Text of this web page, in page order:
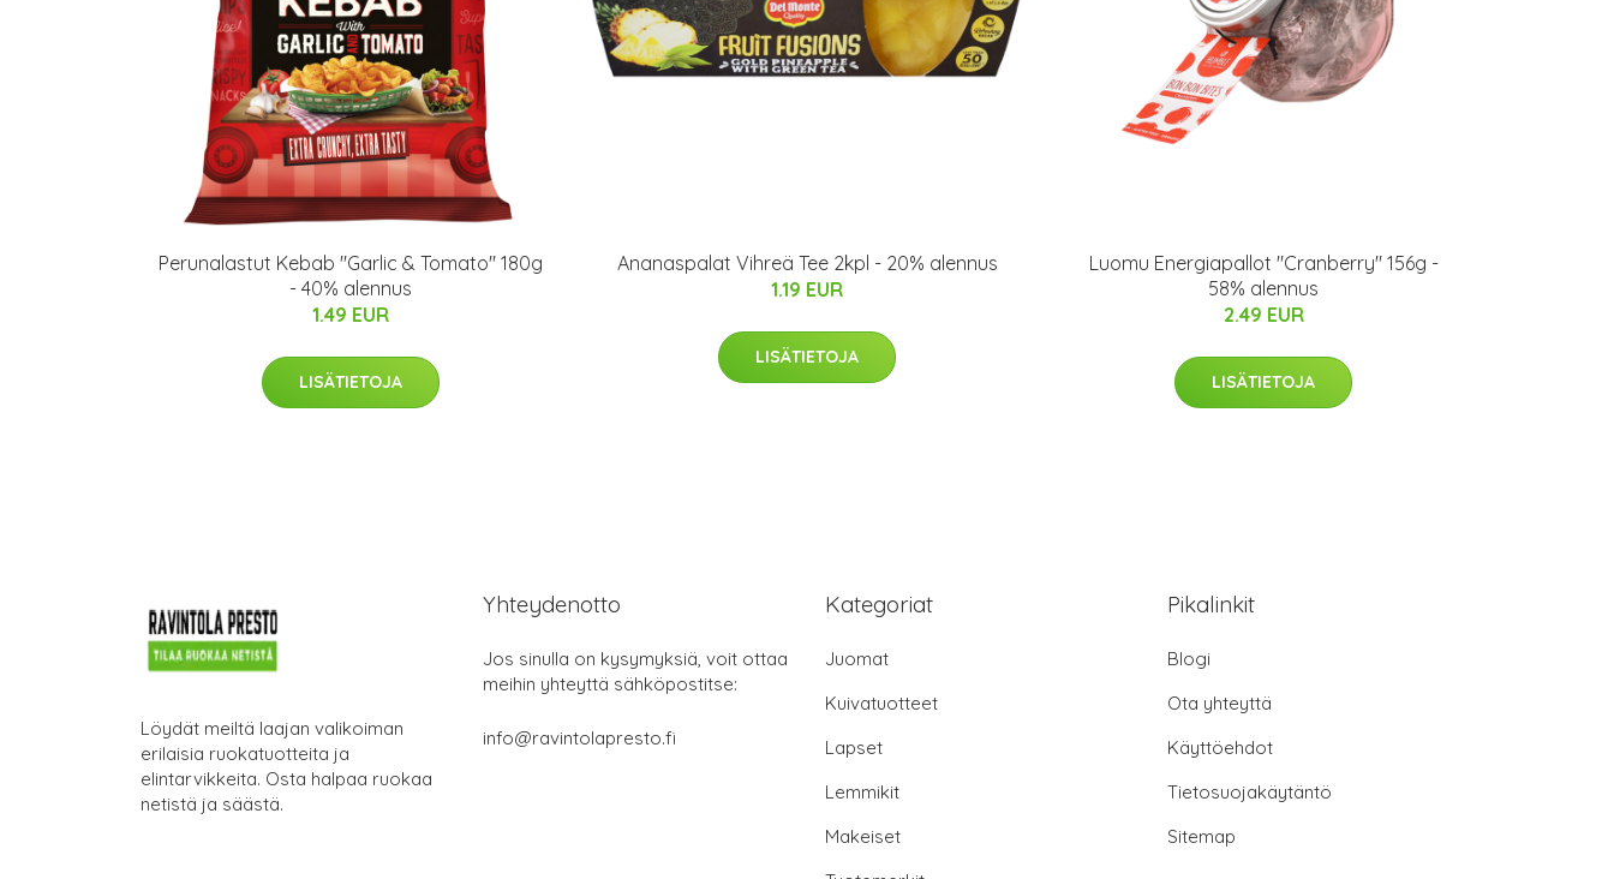
Perunalastut Kebab "Garlic & Tomato" 180g
- 40% alennus
1.49 EUR
LISÄTIETOJA
Ananaspalat Vihreä Tee 2kpl - 20% alennus
1.19 EUR
LISÄTIETOJA
Luomu Energiapallot "Cranberry" 156g -
58% alennus
2.49 EUR
LISÄTIETOJA
Löydät meiltä laajan valikoiman
erilaisia ruokatuotteita ja
elintarvikkeita. Osta halpaa ruokaa
netistä ja säästä.
Yhteydenotto
Jos sinulla on kysymyksiä, voit ottaa
meihin yhteyttä sähköpostitse:
info@ravintolapresto.fi
Kategoriat
Juomat
Kuivatuotteet
Lapset
Lemmikit
Makeiset
Pikalinkit
Blogi
Ota yhteyttä
Käyttöehdot
Tietosuojakäytäntö
Sitemap